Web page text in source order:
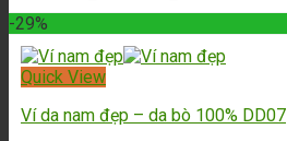
-29%
Quick View
Ví da nam đẹp – da bò 100% DD07